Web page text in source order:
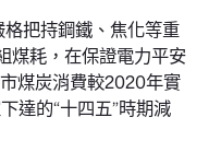
把持鋼鐵、焦化等重
煤耗，在保證電力平安
煤炭消費較2020年實
達的“十四五”時期減